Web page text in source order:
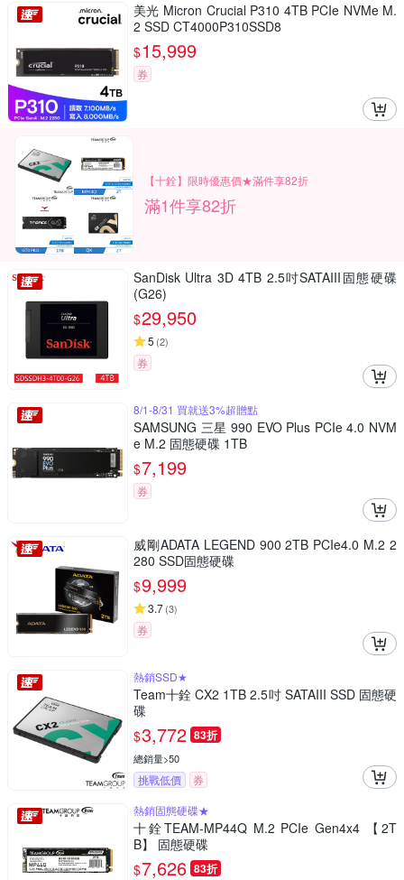
美光 Micron Crucial P310 4TB PCIe NVMe M.
2 SSD CT4000P310SSD8
$15,999
券
【十銓】限時優惠價★滿件享82折
滿1件享82折
SanDisk Ultra 3D 4TB 2.5吋SATAIII固態硬碟
(G26)
$29,950
5 (2)
券
8/1-8/31 買就送3%超贈點
SAMSUNG 三星 990 EVO Plus PCIe 4.0 NVM
e M.2 固態硬碟 1TB
$7,199
券
威剛ADATA LEGEND 900 2TB PCIe4.0 M.2 2
280 SSD固態硬碟
$9,999
3.7(3)
券
熱銷SSD★
Team十銓 CX2 1TB 2.5吋 SATAIII SSD 固態硬
碟
$3,772 83折
總銷量>50
挑戰低價
券
熱銷固態硬碟★
十銓TEAM-MP44Q M.2 PCIe Gen4x4 【2T
B】 固態硬碟
$7,626 83折